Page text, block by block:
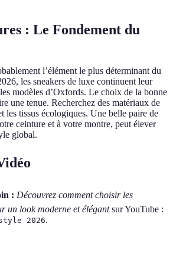
: Le Fondement du
l’élément le plus déterminant du
les sneakers de luxe continuent leur
modèles d’Oxfords. Le choix de la bonne
une tenue. Recherchez des matériaux de
les tissus écologiques. Une belle paire de
ceinture et à votre montre, peut élever
global.
: Découvrez comment choisir les
un look moderne et élégantsur YouTube :
2026.